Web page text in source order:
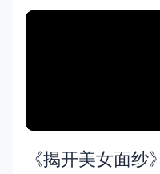
《揭开美女面